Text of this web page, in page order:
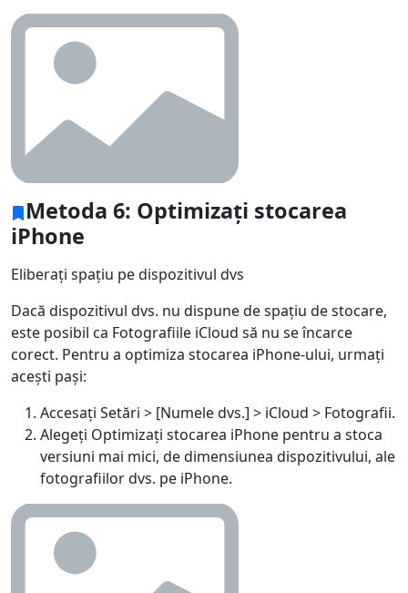
Metoda 6: Optimizați stocarea
iPhone
Eliberați spațiu pe dispozitivul dvs
Dacă dispozitivul dvs. nu dispune de spațiu de stocare,
este posibil ca Fotografiile iCloud să nu se încarce
corect. Pentru a optimiza stocarea iPhone-ului, urmați
acești pași:
Accesați Setări > [Numele dvs.] > iCloud > Fotografii.
Alegeți Optimizați stocarea iPhone pentru a stoca
versiuni mai mici, de dimensiunea dispozitivului, ale
fotografiilor dvs. pe iPhone.